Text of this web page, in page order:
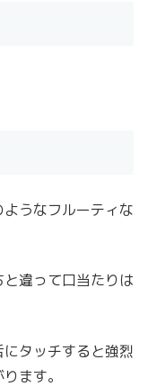
うなフルーティな
違って口当たりは
タッチすると強烈
ます。